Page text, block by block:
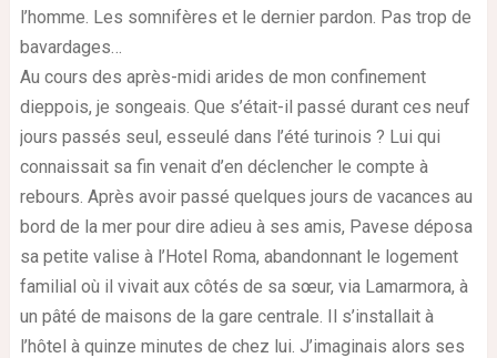
l’homme. Les somnifères et le dernier pardon. Pas trop de
bavardages…
Au cours des après-midi arides de mon confinement
dieppois, je songeais. Que s’était-il passé durant ces neuf
jours passés seul, esseulé dans l’été turinois ? Lui qui
connaissait sa fin venait d’en déclencher le compte à
rebours. Après avoir passé quelques jours de vacances au
bord de la mer pour dire adieu à ses amis, Pavese déposa
sa petite valise à l’Hotel Roma, abandonnant le logement
familial où il vivait aux côtés de sa sœur, via Lamarmora, à
un pâté de maisons de la gare centrale. Il s’installait à
l’hôtel à quinze minutes de chez lui. J’imaginais alors ses